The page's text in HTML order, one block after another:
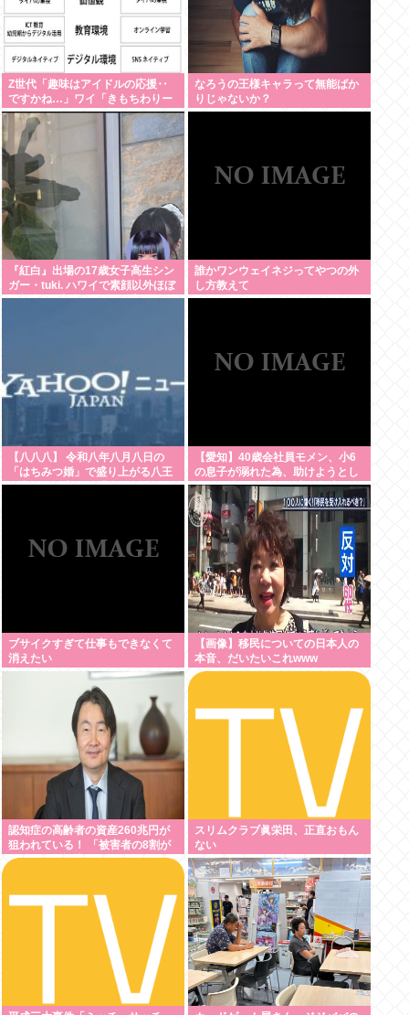
Z世代「趣味はアイドルの応援‥
ですかね…」ワイ「きもちわりー
www」
なろうの王様キャラって無能ばか
りじゃないか？
『紅白』出場の17歳女子高生シン
ガー・tuki. ハワイで素顔以外ほぼ
全部出し 「隠しきれない美貌」と
誰かワンウェイネジってやつの外
し方教えて
【八八八】 令和八年八月八日の
「はちみつ婚」で盛り上がる八王
子市や八戸市など「八」の付く自
【愛知】40歳会社員モメン、小6
の息子が溺れた為、助けようとし
て溺れる なお息子は妻が救出
ブサイクすぎて仕事もできなくて
消えたい
【画像】移民についての日本人の
本音、だいたいこれwww
認知症の高齢者の資産260兆円が
狙われている！ 「被害者の8割が
だまされた認識なし」
スリムクラブ眞栄田、正直おもん
ない